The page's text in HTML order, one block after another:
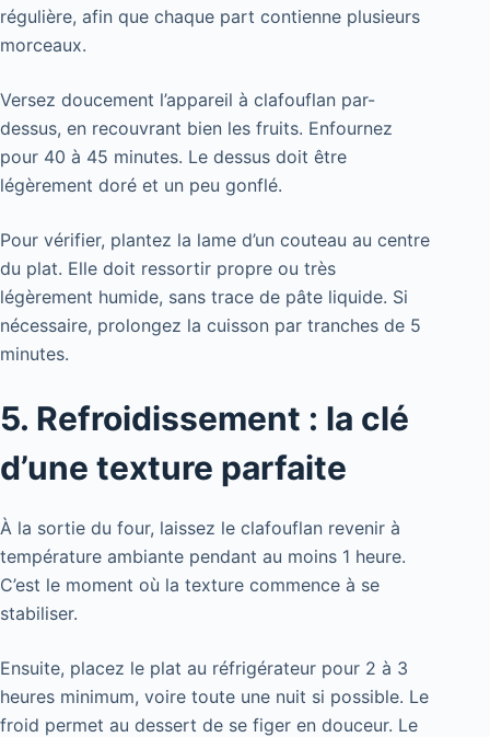
régulière, afin que chaque part contienne plusieurs
morceaux.
Versez doucement l’appareil à clafouflan par-
dessus, en recouvrant bien les fruits. Enfournez
pour 40 à 45 minutes. Le dessus doit être
légèrement doré et un peu gonflé.
Pour vérifier, plantez la lame d’un couteau au centre
du plat. Elle doit ressortir propre ou très
légèrement humide, sans trace de pâte liquide. Si
nécessaire, prolongez la cuisson par tranches de 5
minutes.
5. Refroidissement : la clé
d’une texture parfaite
À la sortie du four, laissez le clafouflan revenir à
température ambiante pendant au moins 1 heure.
C’est le moment où la texture commence à se
stabiliser.
Ensuite, placez le plat au réfrigérateur pour 2 à 3
heures minimum, voire toute une nuit si possible. Le
froid permet au dessert de se figer en douceur. Le